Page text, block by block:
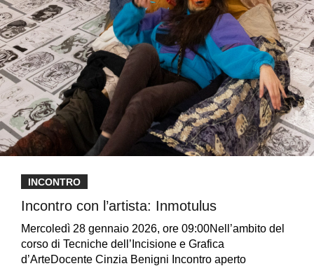
INCONTRO
Incontro con l’artista: Inmotulus
Mercoledì 28 gennaio 2026, ore 09:00Nell’ambito del
corso di Tecniche dell’Incisione e Grafica
d’ArteDocente Cinzia Benigni Incontro aperto